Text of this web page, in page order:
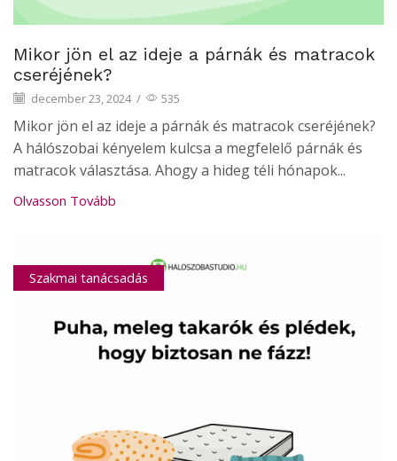
Mikor jön el az ideje a párnák és matracok
cseréjének?
december 23, 2024 / 535
Mikor jön el az ideje a párnák és matracok cseréjének?
A hálószobai kényelem kulcsa a megfelelő párnák és
matracok választása. Ahogy a hideg téli hónapok...
Olvasson Tovább
Szakmai tanácsadás